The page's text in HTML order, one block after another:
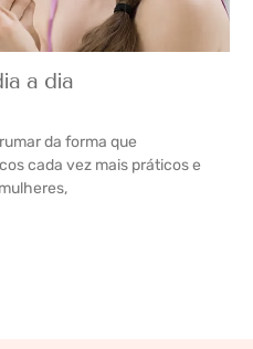
a dia
da forma que
cada vez mais práticos e